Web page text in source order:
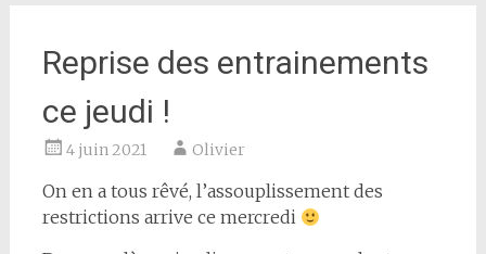
Reprise des entrainements
ce jeudi !
4 juin 2021 Olivier
On en a tous rêvé, l’assouplissement des
restrictions arrive ce mercredi